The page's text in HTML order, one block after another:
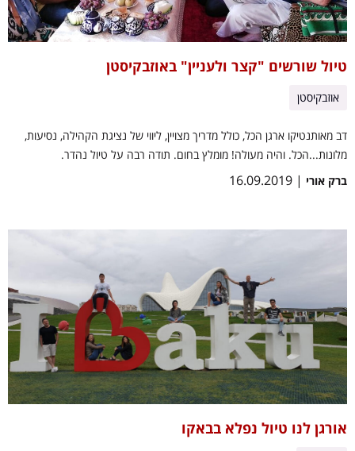
טיול שורשים "קצר ולעניין" באוזבקיסטן
אוזבקיסטן
דב מאותנטיקו ארגן הכל, כולל מדריך מצויין, ליווי של נציגת הקהילה, נסיעות,
מלונות...הכל. והיה מעולה! מומלץ בחום. תודה רבה על טיול נהדר.
ברק אורי | 16.09.2019
אורגן לנו טיול נפלא בבאקו